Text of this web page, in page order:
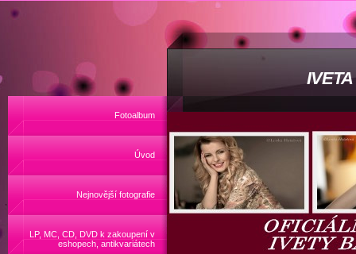
Fotoalbum
Úvod
Nejnovější fotografie
LP, MC, CD, DVD k zakoupení v
eshopech, antikvariátech